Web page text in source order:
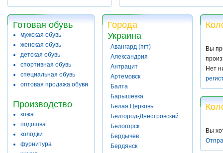
Готовая обувь
мужская обувь
женская обувь
детская обувь
спортивная обувь
специальная обувь
оптовая продажа обуви
Производство
кожа
подошва
колодки
фурнитура
Города
Украина
Авангард (пгт)
Александрия
Антрацит
Артемовск
Балта
Барышевка
Белая Церковь
Белгород-Днестровский
Белогорск
Бердычев
Бердянск
Вы
Нет
Вы